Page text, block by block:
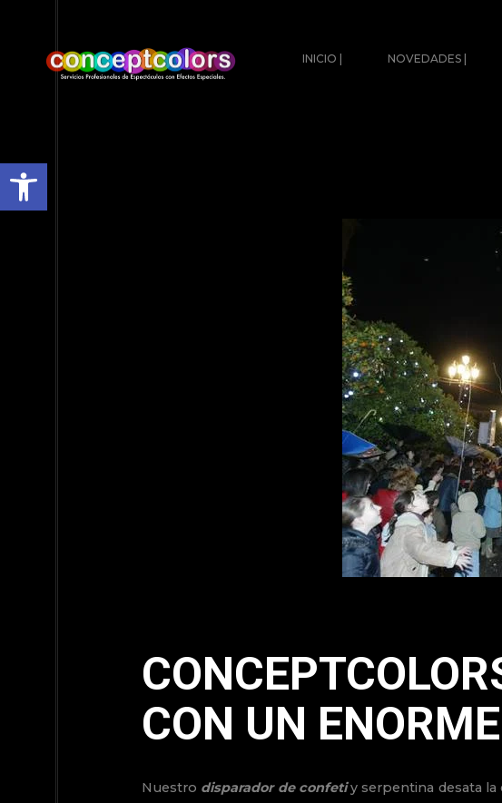
Abrir barra de herramientas
INICIO | NOVEDADES |
CON UN
Nuestro disparador de confetiy serpentina desata la